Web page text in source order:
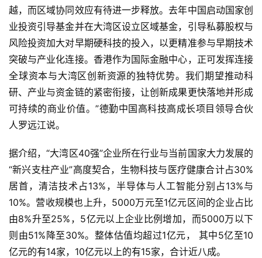
越，而区域协同效应有待进一步释放。去年中国启动国家创
业投资引导基金并在大湾区设立区域基金，引导私募股权与
风险投资加大对早期硬科技的投入，以更精准参与早期技术
突破与产业化连接。香港作为国际金融中心，正可发挥连接
全球资本与大湾区创新资源的独特优势。我们期望推动科
研、产业与资金链的紧密衔接，让创新成果更快落地并形成
可持续的商业价值。”德勤中国高科技高成长项目领导合伙
人罗远江说。
据介绍，“大湾区40强”企业所在行业与当前国家大力发展的
“新兴支柱产业”高度契合，生物科技与医疗健康合计占30%
居首，清洁技术占13%，半导体与人工智能分别占13%与
10%。营收规模也上升，5000万元至1亿元区间的企业占比
由8%升至25%，5亿元以上企业比例增加，而5000万以下
则由51%降至30%。整体估值均超过1亿元， 其中5亿至10
亿元的有14家，10亿元以上的有15家，合计近八成。